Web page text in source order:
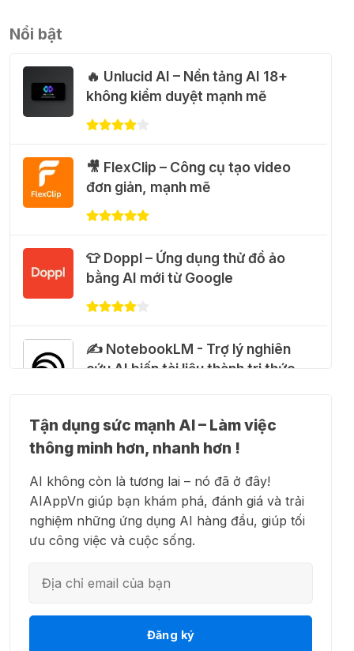
💃 Tạo video AI nhảy múa với
Google Flow Motion Control
🐈 Nhận miễn phí 30 video AI + 100
31 Thg 07 2026
🎁 Hướng dẫn nhận Google Plus 12
tháng miễn phí
28 Thg 07 2026
Cảnh báo: Xuất hiện script và
27 Thg 07 2026
trình miễn phí dành cho giáo viên
15 Thg 07 2026
🎁 Hướng dẫn nhận ChatGPT
đầu + 1.250 Codex Credits
12 Thg 07 2026
Nổi bật
🔥 Unlucid AI – Nền tảng AI 18+
không kiểm duyệt mạnh mẽ
🎥 FlexClip – Công cụ tạo video
đơn giản, mạnh mẽ
👕 Doppl – Ứng dụng thử đồ ảo
bằng AI mới từ Google
✍️ NotebookLM - Trợ lý nghiên
cứu AI biến tài liệu thành tri thức
👗 Higgsfield AI – Biến ý tưởng
thành phim chất lượng cao
💻 Blackbox AI - Trợ lý lập trình
thông minh
trình công việc
Tận dụng sức mạnh AI – Làm việc
thông minh hơn, nhanh hơn !
AI không còn là tương lai – nó đã ở đây!
AIAppVn giúp bạn khám phá, đánh giá và trải
nghiệm những ứng dụng AI hàng đầu, giúp tối
ưu công việc và cuộc sống.
Đăng ký